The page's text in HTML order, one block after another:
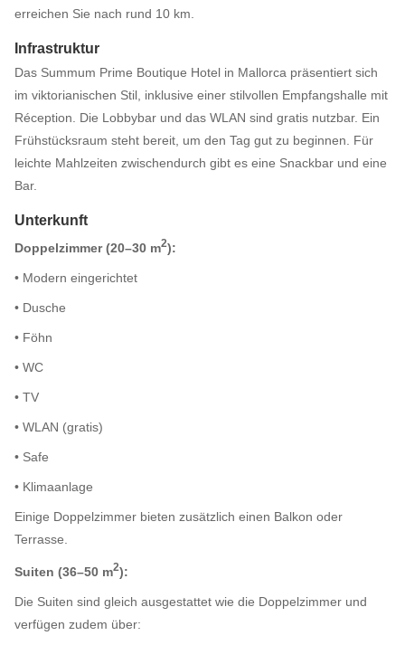
erreichen Sie nach rund 10 km.
Infrastruktur
Das Summum Prime Boutique Hotel in Mallorca präsentiert sich
im viktorianischen Stil, inklusive einer stilvollen Empfangshalle mit
Réception. Die Lobbybar und das WLAN sind gratis nutzbar. Ein
Frühstücksraum steht bereit, um den Tag gut zu beginnen. Für
leichte Mahlzeiten zwischendurch gibt es eine Snackbar und eine
Bar.
Unterkunft
Doppelzimmer (20–30 m2):
• Modern eingerichtet
• Dusche
• Föhn
• WC
• TV
• WLAN (gratis)
• Safe
• Klimaanlage
Einige Doppelzimmer bieten zusätzlich einen Balkon oder
Terrasse.
Suiten (36–50 m2):
Die Suiten sind gleich ausgestattet wie die Doppelzimmer und
verfügen zudem über: